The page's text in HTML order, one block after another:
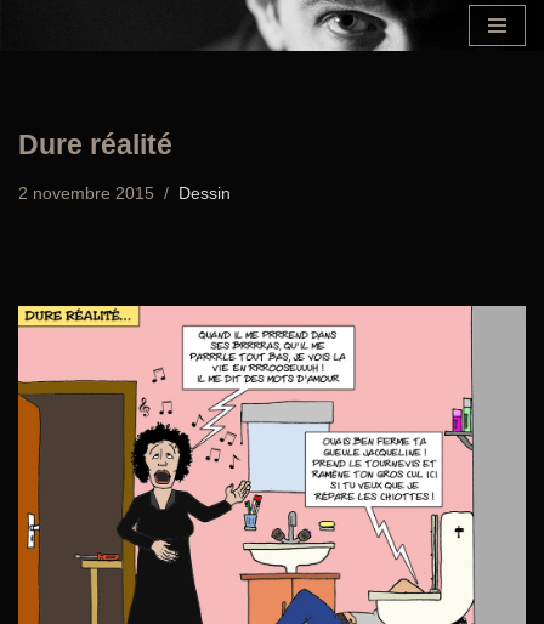
Dure réalité
2 novembre 2015 Dessin